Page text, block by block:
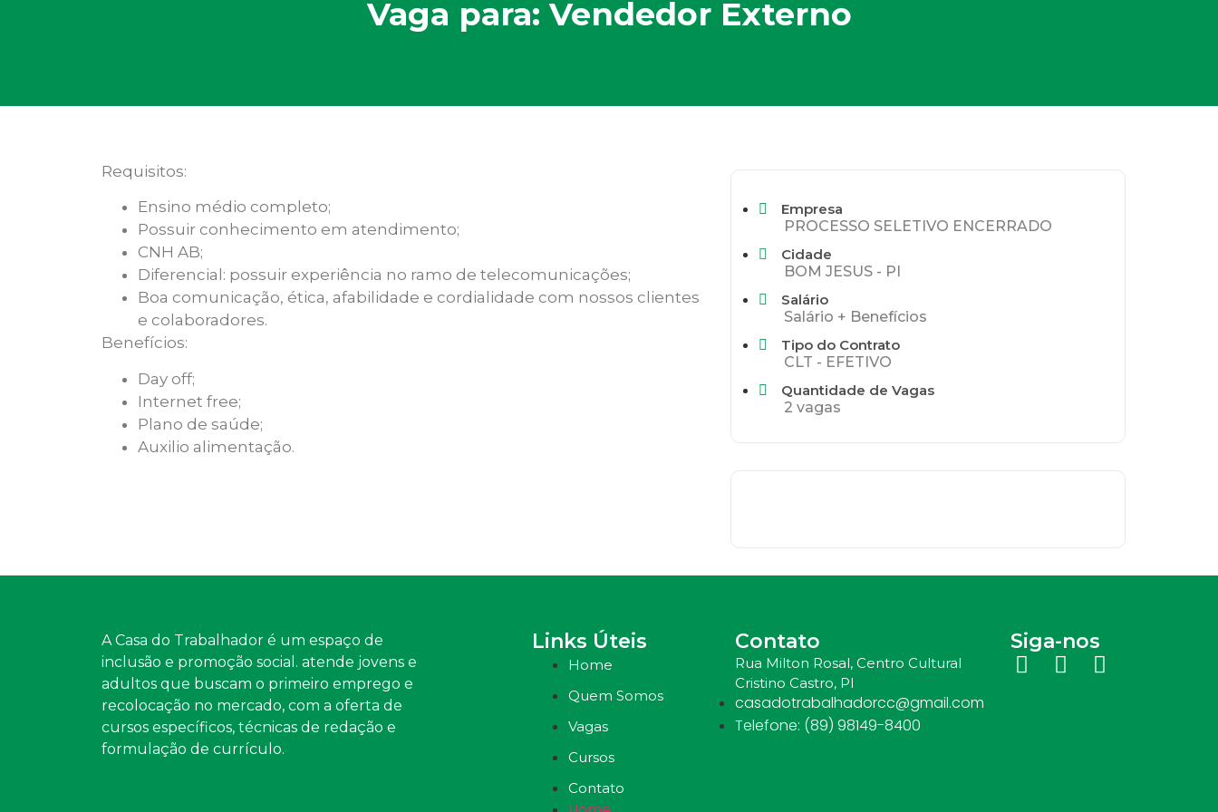
Vaga para: Vendedor Externo
Requisitos:
Ensino médio completo;
Possuir conhecimento em atendimento;
CNH AB;
Diferencial: possuir experiência no ramo de telecomunicações;
Boa comunicação, ética, afabilidade e cordialidade com nossos clientes
e colaboradores.
Benefícios:
Day off;
Internet free;
Plano de saúde;
Auxilio alimentação.
Empresa
PROCESSO SELETIVO ENCERRADO
Cidade
BOM JESUS - PI
Salário
Salário + Benefícios
Tipo do Contrato
CLT - EFETIVO
Quantidade de Vagas
2 vagas
A Casa do Trabalhador é um espaço de
inclusão e promoção social. atende jovens e
adultos que buscam o primeiro emprego e
recolocação no mercado, com a oferta de
cursos específicos, técnicas de redação e
formulação de currículo.
Links Úteis
Home
Quem Somos
Vagas
Cursos
Contato
Contato
Rua Milton Rosal, Centro Cultural
Cristino Castro, PI
casadotrabalhadorcc@gmail.com
Telefone: (89) 98149-8400
Siga-nos